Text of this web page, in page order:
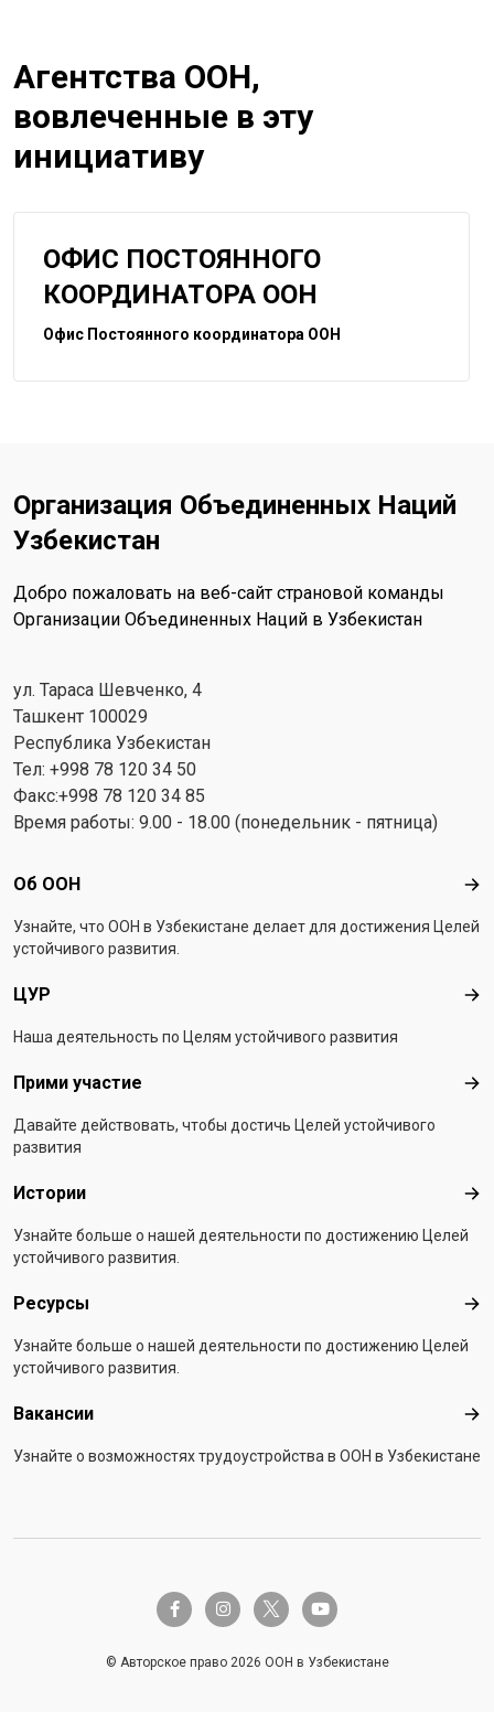
Агентства ООН,
вовлеченные в эту
инициативу
ОФИС ПОСТОЯННОГО
КООРДИНАТОРА ООН
Офис Постоянного координатора ООН
Организация Объединенных Наций
Узбекистан
Добро пожаловать на веб-сайт страновой команды
Организации Объединенных Наций в Узбекистан
ул. Тараса Шевченко, 4
Ташкент 100029
Республика Узбекистан
Тел: +998 78 120 34 50
Факс:+998 78 120 34 85
Время работы: 9.00 - 18.00 (понедельник - пятница)
Footer menu
Об ООН Об
Узнайте, что ООН в Узбекистанe делает для достижения Целей
устойчивого развития.
ЦУР
Наша деятельность по Целям устойчивого развития
Прими участие
Давайте действовать, чтобы достичь Целей устойчивого
развития
Истории
Узнайте больше о нашей деятельности по достижению Целей
устойчивого развития.
Ресурсы
Узнайте больше о нашей деятельности по достижению Целей
устойчивого развития.
Вакансии
Узнайте о возможностях трудоустройства в ООН в Узбекистане
facebook-finstagramtwitter-x youtube
© Авторское право 2026 ООН в Узбекистане